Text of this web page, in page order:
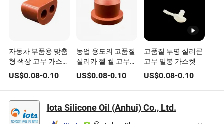
자동차 부품용 맞춤
형 색상 고무 가스켓
판매 중
US$0.08-0.10
농업 용도의 고품질
실리카 젤 씰 고무
플러그
US$0.08-0.10
고품질 투명 실리콘
고무 밀봉 가스켓
US$0.08-0.10
Iota Silicone Oil (Anhui) Co., Ltd.